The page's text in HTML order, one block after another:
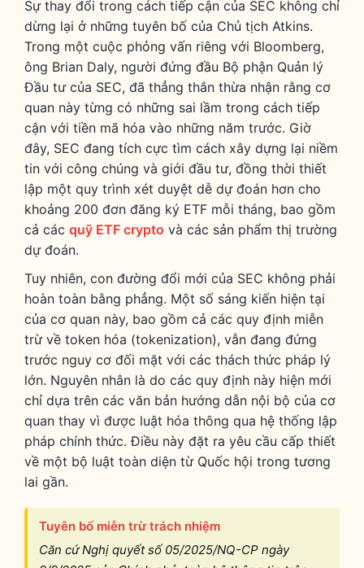
Sự thay đổi trong cách tiếp cận của SEC không chỉ
dừng lại ở những tuyên bố của Chủ tịch Atkins.
Trong một cuộc phỏng vấn riêng với Bloomberg,
ông Brian Daly, người đứng đầu Bộ phận Quản lý
Đầu tư của SEC, đã thẳng thắn thừa nhận rằng cơ
quan này từng có những sai lầm trong cách tiếp
cận với tiền mã hóa vào những năm trước. Giờ
đây, SEC đang tích cực tìm cách xây dựng lại niềm
tin với công chúng và giới đầu tư, đồng thời thiết
lập một quy trình xét duyệt dễ dự đoán hơn cho
khoảng 200 đơn đăng ký ETF mỗi tháng, bao gồm
cả các quỹ ETF crypto và các sản phẩm thị trường
dự đoán.
Tuy nhiên, con đường đổi mới của SEC không phải
hoàn toàn bằng phẳng. Một số sáng kiến hiện tại
của cơ quan này, bao gồm cả các quy định miễn
trừ về token hóa (tokenization), vẫn đang đứng
trước nguy cơ đối mặt với các thách thức pháp lý
lớn. Nguyên nhân là do các quy định này hiện mới
chỉ dựa trên các văn bản hướng dẫn nội bộ của cơ
quan thay vì được luật hóa thông qua hệ thống lập
pháp chính thức. Điều này đặt ra yêu cầu cấp thiết
về một bộ luật toàn diện từ Quốc hội trong tương
lai gần.
Tuyên bố miễn trừ trách nhiệm
Căn cứ Nghị quyết số 05/2025/NQ-CP ngày